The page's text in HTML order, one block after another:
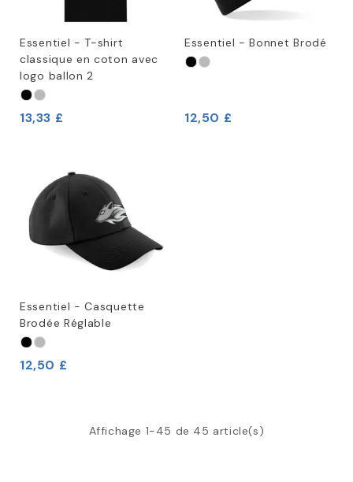
Essentiel - T-shirt
classique en coton avec
logo ballon 2
13,33 £
Essentiel - Bonnet Brodé
12,50 £
Essentiel - Casquette
Brodée Réglable
12,50 £
Affichage 1-45 de 45 article(s)